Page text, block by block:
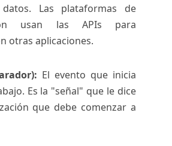
Las plataformas de
usan las APIs para
otras aplicaciones.
El evento que inicia
Es la "señal" que le dice
que debe comenzar a